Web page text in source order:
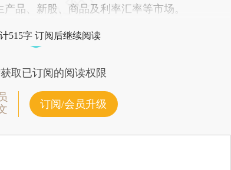
品、新股、商品及利率汇率等市场。
515字 订阅后继续阅读
取已订阅的阅读权限
订阅/会员升级